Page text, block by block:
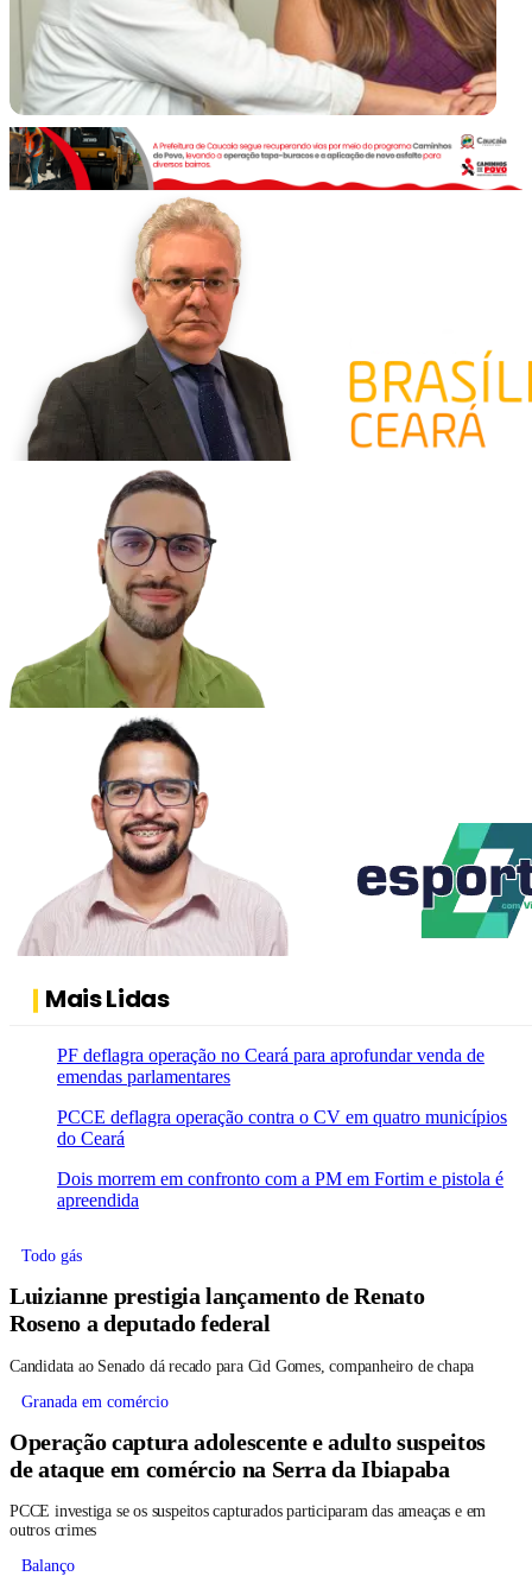
Mais Lidas
PF deflagra operação no Ceará para aprofundar venda de
emendas parlamentares
PCCE deflagra operação contra o CV em quatro municípios
do Ceará
Dois morrem em confronto com a PM em Fortim e pistola é
apreendida
Todo gás
Luizianne prestigia lançamento de Renato
Roseno a deputado federal
Candidata ao Senado dá recado para Cid Gomes, companheiro de chapa
Granada em comércio
Operação captura adolescente e adulto suspeitos
de ataque em comércio na Serra da Ibiapaba
PCCE investiga se os suspeitos capturados participaram das ameaças e em
outros crimes
Balanço